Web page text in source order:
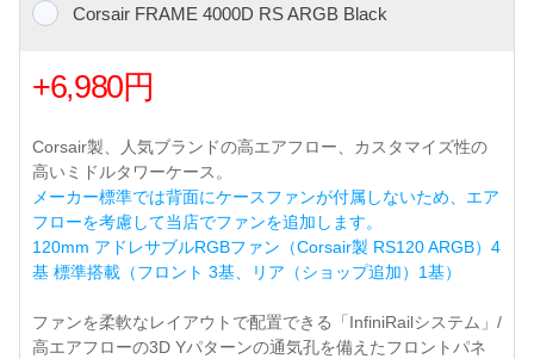
Corsair FRAME 4000D RS ARGB Black
+6,980円
Corsair製、人気ブランドの高エアフロー、カスタマイズ性の
高いミドルタワーケース。
メーカー標準では背面にケースファンが付属しないため、エア
フローを考慮して当店でファンを追加します。
120mm アドレサブルRGBファン（Corsair製 RS120 ARGB）4
基 標準搭載（フロント 3基、リア（ショップ追加）1基）
ファンを柔軟なレイアウトで配置できる「InfiniRailシステム」/
高エアフローの3D Yパターンの通気孔を備えたフロントパネ